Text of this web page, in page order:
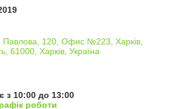
Павлова, 120, Офис №223, Харків,
61000, Харків, Україна
з 10:00 до 13:00
роботи